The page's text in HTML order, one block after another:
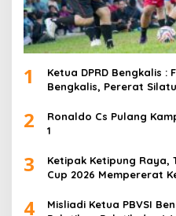
1
Ketua DPRD Bengkalis
Bengkalis, Pererat
2
Ronaldo Cs Pulang
1
3
Ketipak Ketipung Raya,
Cup 2026 Mempererat
4
Misliadi Ketua PBVSI